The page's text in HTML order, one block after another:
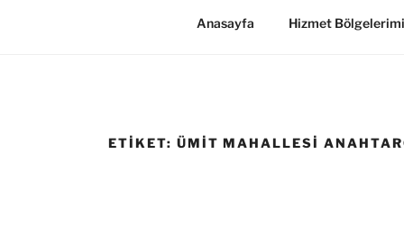
Anasayfa Hizmet
ETIKET: ÜMIT MAHALLESI